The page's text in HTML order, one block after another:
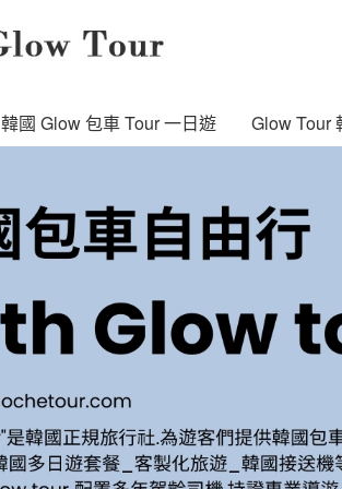
韓國 Glow 包車 Tour 一日遊 Glow Tour